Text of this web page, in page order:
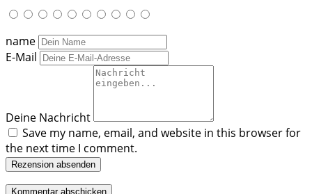
name
E-Mail
Deine Nachricht
Save my name, email, and website in this browser for
the next time I comment.
Rezension absenden